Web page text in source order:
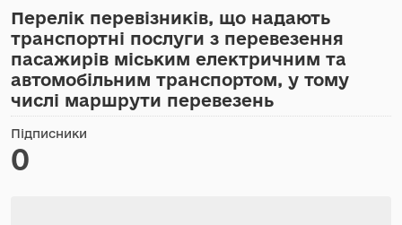
Перелік перевізників, що надають
транспортні послуги з перевезення
пасажирів міським електричним та
автомобільним транспортом, у тому
числі маршрути перевезень
Підписники
0